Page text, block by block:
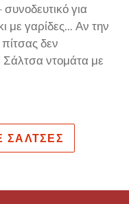
για
με γαρίδες… Αν την
δεν
Σάλτσα ντομάτα με
ΣΆΛΤΣΕΣ